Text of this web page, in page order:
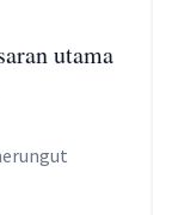
utama